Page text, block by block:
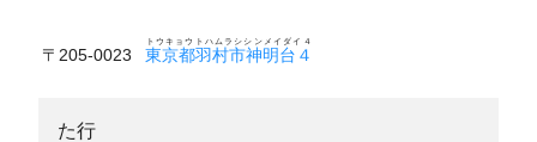
〒205-0023 東京都羽村市神明台４
トウキョウトハムラシシンメイダイ４
た行